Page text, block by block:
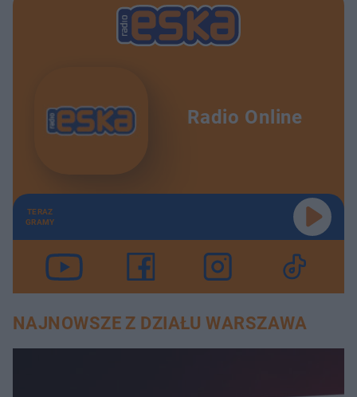
Radio Online
TERAZ
GRAMY
NAJNOWSZE Z DZIAŁU WARSZAWA